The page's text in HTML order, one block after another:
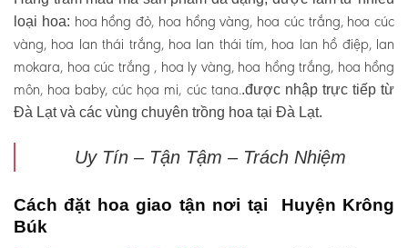
loại hoa: hoa hồng đỏ, hoa hồng vàng, hoa cúc trắng, hoa cúc
vàng, hoa lan thái trắng, hoa lan thái tím, hoa lan hồ điệp, lan
mokara, hoa cúc trắng , hoa ly vàng, hoa hồng trắng, hoa hồng
môn, hoa baby, cúc họa mi, cúc tana..được nhập trực tiếp từ
Đà Lạt và các vùng chuyên trồng hoa tại Đà Lạt.
Uy Tín – Tận Tậm – Trách Nhiệm
Cách đặt hoa giao tận nơi tại Huyện Krông
Búk